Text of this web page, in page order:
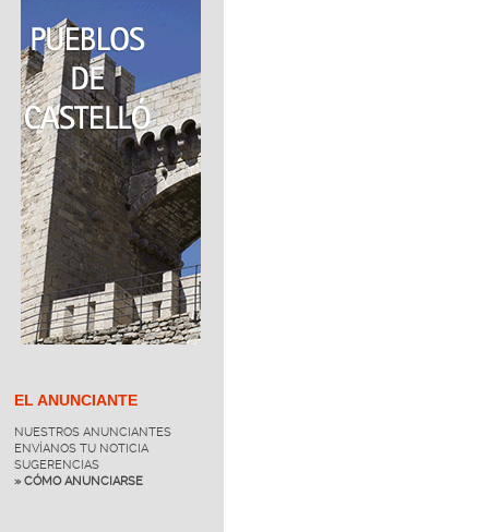
EL ANUNCIANTE
NUESTROS ANUNCIANTES
ENVÍANOS TU NOTICIA
SUGERENCIAS
» CÓMO ANUNCIARSE